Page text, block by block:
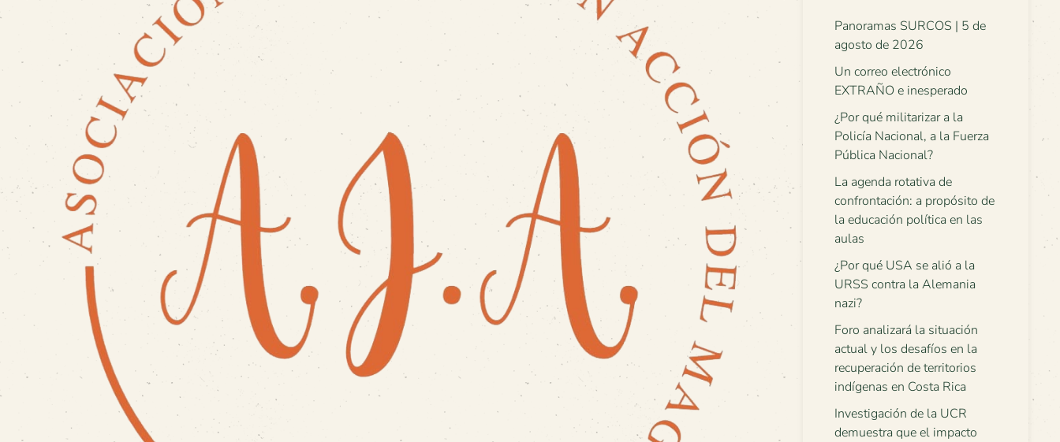
Panoramas SURCOS | 5 de
agosto de 2026
Un correo electrónico
EXTRAÑO e inesperado
¿Por qué militarizar a la
Policía Nacional, a la Fuerza
Pública Nacional?
La agenda rotativa de
confrontación: a propósito de
la educación política en las
aulas
¿Por qué USA se alió a la
URSS contra la Alemania
nazi?
Foro analizará la situación
actual y los desafíos en la
recuperación de territorios
indígenas en Costa Rica
Investigación de la UCR
demuestra que el impacto